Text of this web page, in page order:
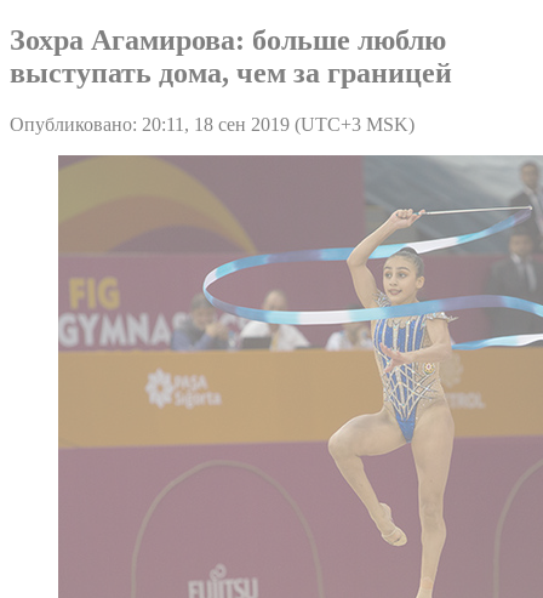
Зохра Агамирова: больше люблю
выступать дома, чем за границей
Опубликовано: 20:11, 18 сен 2019 (UTC+3 MSK)